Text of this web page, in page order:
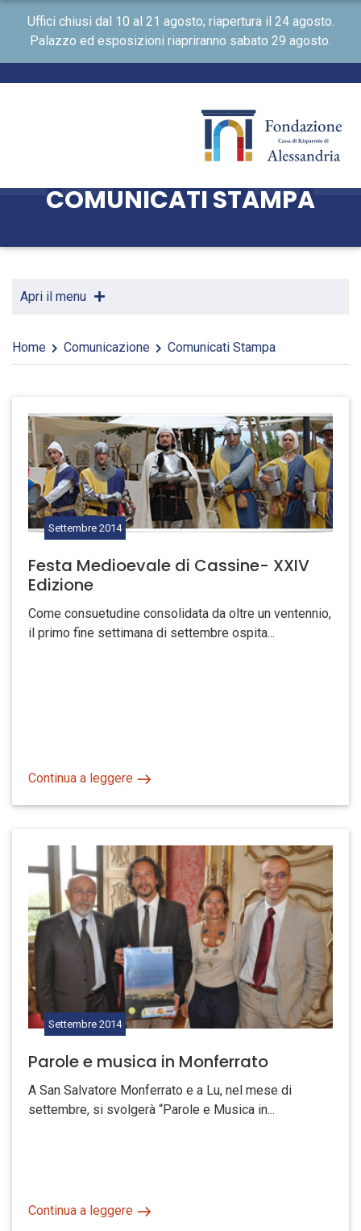
Uffici chiusi dal 10 al 21 agosto; riapertura il 24 agosto.
Palazzo ed esposizioni riapriranno sabato 29 agosto.
COMUNICATI STAMPA
Apri il menu
Home Comunicazione Comunicati Stampa
Settembre 2014
Festa Medioevale di Cassine- XXIV
Edizione
­Come consuetudine consolidata da oltre un ventennio,
il primo fine settimana di settembre ospita...
Continua a leggere
Settembre 2014
Parole e musica in Monferrato
A San Salvatore Monferrato e a Lu, nel mese di
settembre, si svolgerà “Parole e Musica in...
Continua a leggere